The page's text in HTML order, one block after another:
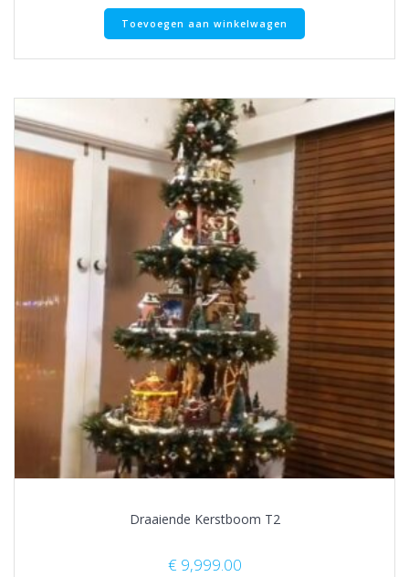
Toevoegen aan winkelwagen
Draaiende Kerstboom T2
€ 9,999.00